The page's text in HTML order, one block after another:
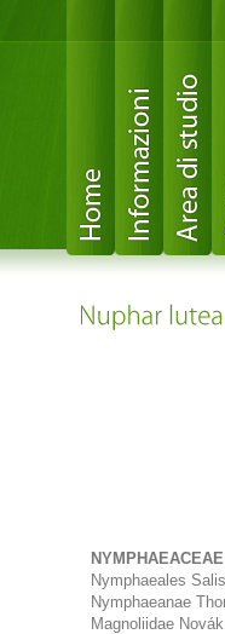
Nymphaeales
Nymphaeanae
Magnoliidae